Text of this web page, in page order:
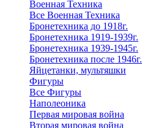
Военная Техника
Все Военная Техника
Бронетехника до 1918г.
Бронетехника 1919-1939г.
Бронетехника 1939-1945г.
Бронетехника после 1946г.
Яйцетанки, мультяшки
Фигуры
Все Фигуры
Наполеоника
Первая мировая война
Вторая мировая война